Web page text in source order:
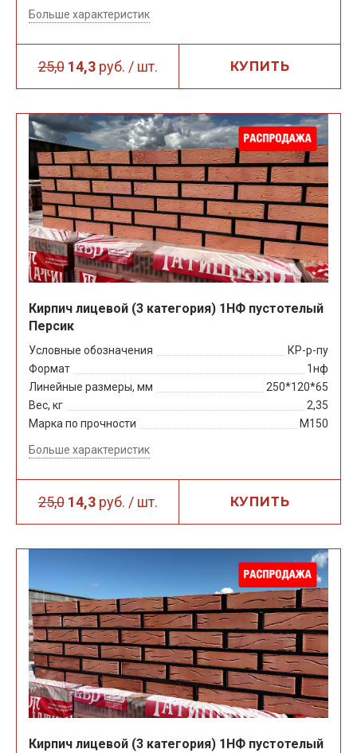
25,0 14,3руб. / шт. КУПИТЬ
Больше характеристик
25,0 14,3руб. / шт. КУПИТЬ
Кирпич лицевой (3 категория) 1НФ пустотелый
Персик
Условные обозначения
КР-р-пу
Формат
1нф
Линейные размеры, мм
250*120*65
Вес, кг
2,35
Марка по прочности
М150
Больше характеристик
Кирпич лицевой (3 категория) 1НФ пустотелый